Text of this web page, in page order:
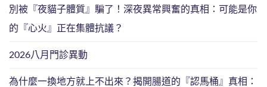
別被『夜貓子體質』騙了！深夜異常興奮的真相：可能是你
的『心火』正在集體抗議？
2026八月門診異動
為什麼一換地方就上不出來？揭開腸道的『認馬桶』真相：